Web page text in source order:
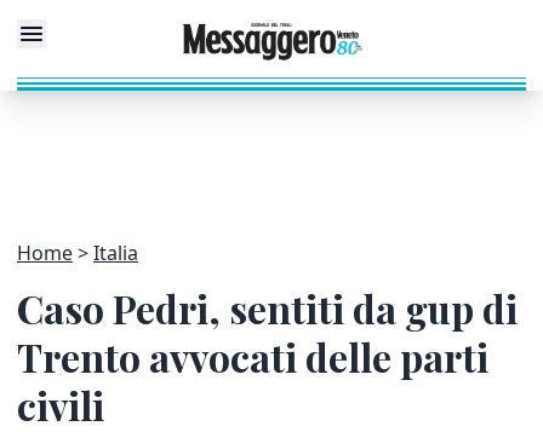
Home Italia
Caso Pedri, sentiti da gup di
Trento avvocati delle parti
civili